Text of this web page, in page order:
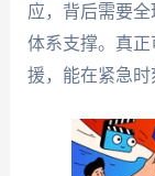
应，背后需要
体系支撑。真
援，能在紧急时